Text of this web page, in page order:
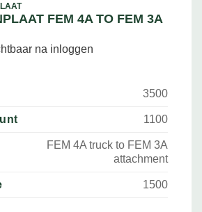
FEM 4A TO FEM 3A
na inloggen
3500
1100
FEM 4A truck to FEM 3A
attachment
1500